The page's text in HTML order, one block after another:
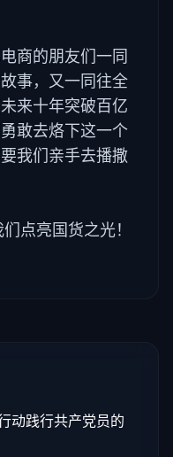
商的朋友们一同
事，又一同往全
来十年突破百亿
敢去烙下这一个
我们亲手去播撒
点亮国货之光！
动践行共产党员的